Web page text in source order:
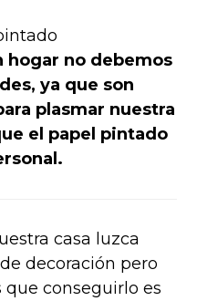
hogar no debemos
ya que son
plasmar nuestra
el papel pintado
casa luzca
decoración pero
conseguirlo es